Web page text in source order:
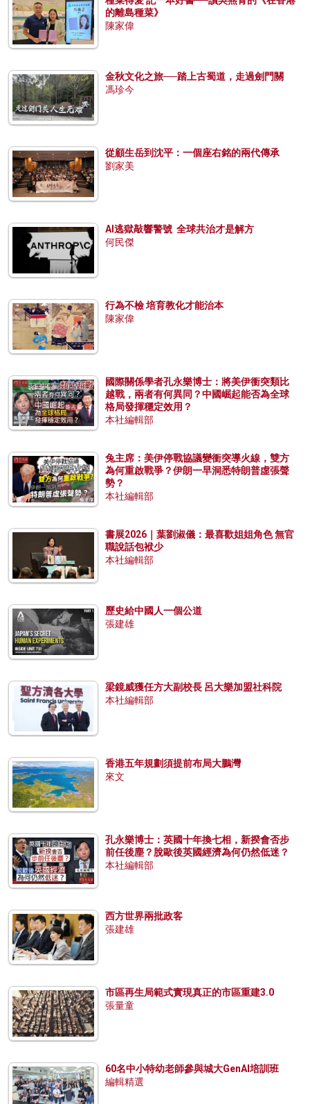
的離島種菜》
陳家偉
金秋文化之旅──踏上古蜀道，走過劍門關
馮珍今
從顧生岳到沈平：一個座右銘的兩代傳承
劉家美
AI逃獄敲響警號 全球共治才是解方
何民傑
行為不檢 培育教化才能治本
陳家偉
國際關係學者孔永樂博士：將美伊衝突類比
越戰，兩者有何異同？中國崛起能否為全球
格局發揮穩定效用？
本社編輯部
兔主席：美伊停戰協議變衝突導火線，雙方
為何重啟戰爭？伊朗一早洞悉特朗普虛張聲
勢？
本社編輯部
書展2026｜葉劉淑儀：最喜歡姐姐角色 無官
職說話包袱少
本社編輯部
歷史給中國人一個公道
張建雄
梁鏡威獲任方大副校長 呂大樂加盟社科院
本社編輯部
香港五年規劃須提前布局大鵬灣
來文
孔永樂博士：英國十年換七相，新揆會否步
前任後塵？脫歐後英國經濟為何仍然低迷？
本社編輯部
西方世界兩批政客
張建雄
市區再生局範式實現真正的市區重建3.0
張量童
60名中小特幼老師參與城大GenAI培訓班
編輯精選